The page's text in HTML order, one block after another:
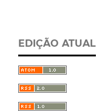
EDIÇÃO ATUAL